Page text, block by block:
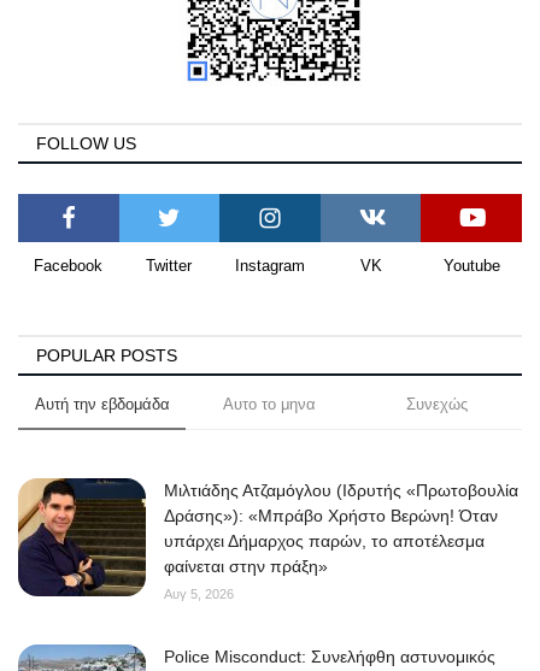
FOLLOW US
Facebook Twitter Instagram VK Youtube
POPULAR POSTS
Αυτή την εβδομάδα Αυτο το μηνα Συνεχώς
Μιλτιάδης Ατζαμόγλου (Ιδρυτής «Πρωτοβουλία
Δράσης»): «Μπράβο Χρήστο Βερώνη! Όταν
υπάρχει Δήμαρχος παρών, το αποτέλεσμα
φαίνεται στην πράξη»
Αυγ 5, 2026
Police Misconduct: Συνελήφθη αστυνομικός